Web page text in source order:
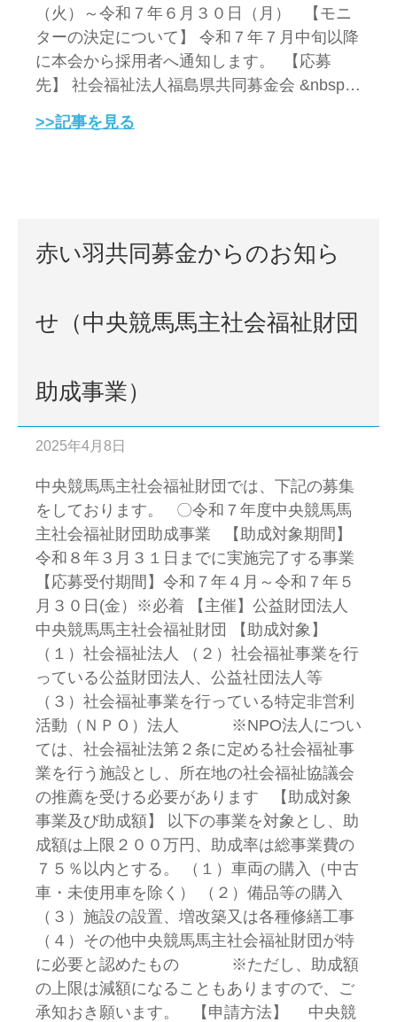
（火）～令和７年６月３０日（月） 【モニ
ターの決定について】 令和７年７月中旬以降
に本会から採用者へ通知します。 【応募
先】 社会福祉法人福島県共同募金会 &nbsp…
>>記事を見る
赤い羽共同募金からのお知ら
せ（中央競馬馬主社会福祉財団
助成事業）
2025年4月8日
中央競馬馬主社会福祉財団では、下記の募集
をしております。 〇令和７年度中央競馬馬
主社会福祉財団助成事業 【助成対象期間】
令和８年３月３１日までに実施完了する事業
【応募受付期間】令和７年４月～令和７年５
月３０日(金）※必着 【主催】公益財団法人
中央競馬馬主社会福祉財団 【助成対象】
（１）社会福祉法人 （２）社会福祉事業を行
っている公益財団法人、公益社団法人等
（３）社会福祉事業を行っている特定非営利
活動（ＮＰＯ）法人 ※NPO法人につい
ては、社会福祉法第２条に定める社会福祉事
業を行う施設とし、所在地の社会福祉協議会
の推薦を受ける必要があります 【助成対象
事業及び助成額】 以下の事業を対象とし、助
成額は上限２００万円、助成率は総事業費の
７５％以内とする。 （１）車両の購入（中古
車・未使用車を除く） （２）備品等の購入
（３）施設の設置、増改築又は各種修繕工事
（４）その他中央競馬馬主社会福祉財団が特
に必要と認めたもの ※ただし、助成額
の上限は減額になることもありますので、ご
承知おき願います。 【申請方法】 中央競